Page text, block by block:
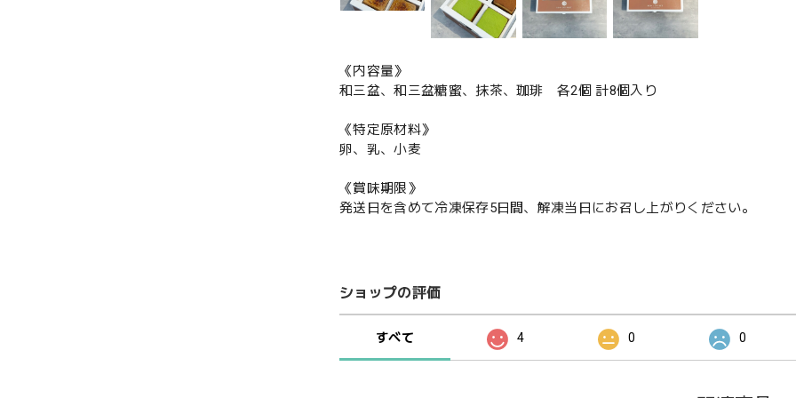
《内容量》
和三盆、和三盆糖蜜、抹茶、珈琲 各2個 計8個入り
《特定原材料》
卵、乳、小麦
《賞味期限》
発送日を含めて冷凍保存5日間、解凍当日にお召し上がりください。
ショップの評価
すべて 4 0 0